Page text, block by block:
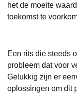
het de moeite
toekomst te
Een rits die steeds
probleem dat voor
Gelukkig zijn er
oplossingen om dit